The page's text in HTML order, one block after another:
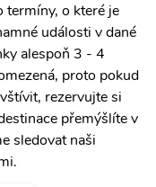
termíny, o které je
události v dané
alespoň 3 - 4
proto pokud
rezervujte si
přemýšlíte v
sledovat naši